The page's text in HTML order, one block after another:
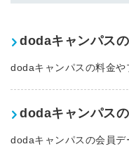
dodaキャンパス
dodaキャンパスの料金や
dodaキャンパス
dodaキャンパスの会員デ